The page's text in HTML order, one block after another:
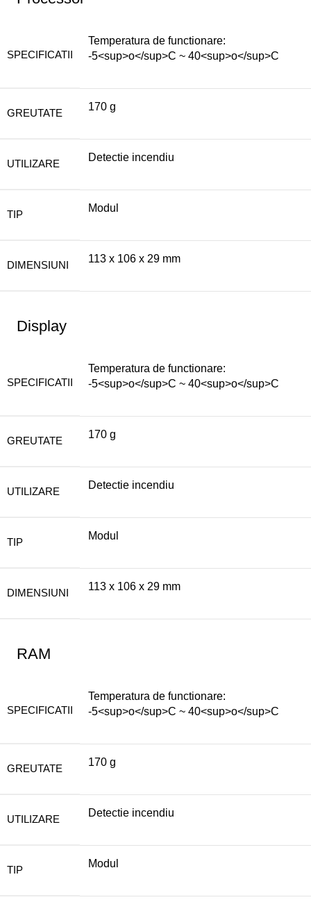
SPECIFICATII
Temperatura de functionare:
-5<sup>o</sup>C ~ 40<sup>o</sup>C
GREUTATE
170 g
UTILIZARE
Detectie incendiu
TIP
Modul
DIMENSIUNI
113 x 106 x 29 mm
Display
SPECIFICATII
Temperatura de functionare:
-5<sup>o</sup>C ~ 40<sup>o</sup>C
GREUTATE
170 g
UTILIZARE
Detectie incendiu
TIP
Modul
DIMENSIUNI
113 x 106 x 29 mm
RAM
SPECIFICATII
Temperatura de functionare:
-5<sup>o</sup>C ~ 40<sup>o</sup>C
GREUTATE
170 g
UTILIZARE
Detectie incendiu
TIP
Modul